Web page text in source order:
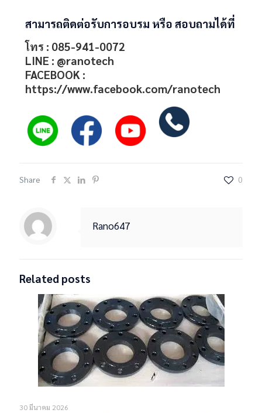
สามารถติดต่อรับการอบรม หรือ สอบถามได้ที่
โทร : 085-941-0072
LINE : @ranotech
FACEBOOK :
https://www.facebook.com/ranotech
Share 0
Rano647
Related posts
30 มีนาคม 2026